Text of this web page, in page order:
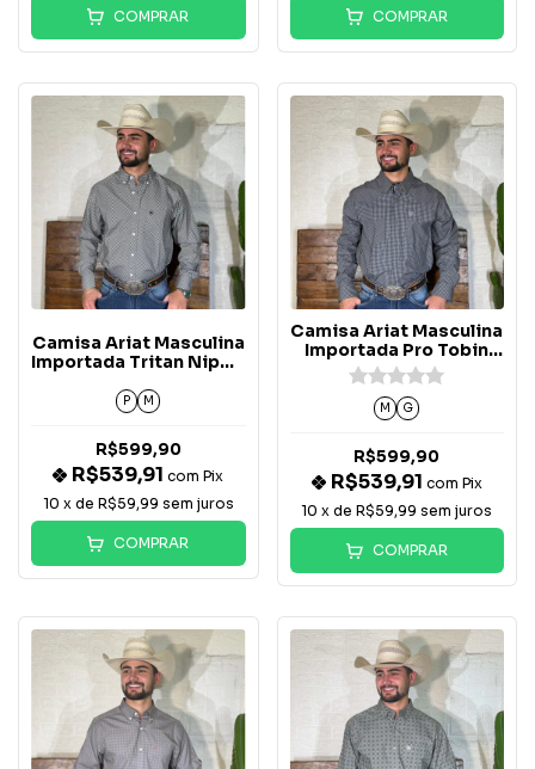
COMPRAR COMPRAR
Camisa Ariat Masculina
Importada Tritan Nipe -
P M
R$599,90
R$539,91com Pix
10 x de R$59,99 sem juros
COMPRAR
Camisa Ariat Masculina
Importada Pro Tobin
Xadrez Preta -
10071726
M G
R$599,90
R$539,91 com Pix
10 x deR$59,99 sem juros
COMPRAR